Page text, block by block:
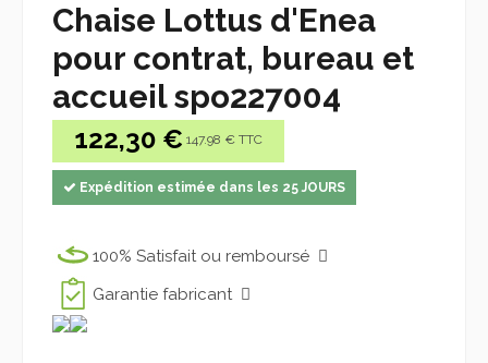
Chaise Lottus d'Enea
pour contrat, bureau et
accueil spo227004
122,30 € 147.98 € TTC
Expédition estimée dans les 25 JOURS
100% Satisfait ou remboursé
Garantie fabricant